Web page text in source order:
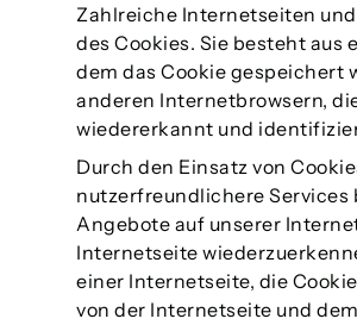
Zahlreiche Internetseiten
des Cookies. Sie besteht
dem das Cookie gespeichert
anderen Internetbrowsern,
wiedererkannt und
Durch den Einsatz von
nutzerfreundlichere Services
Angebote auf unserer
Internetseite
einer Internetseite, die
von der Internetseite und